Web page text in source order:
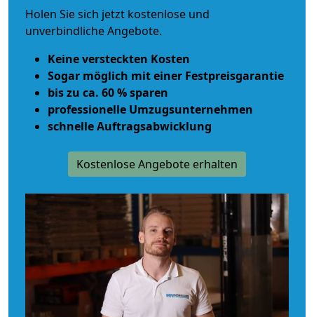
Holen Sie sich jetzt kostenlose und
unverbindliche Angebote.
Keine versteckten Kosten
Sogar möglich mit einer Festpreisgarantie
bis zu ca. 60 % sparen
professionelle Umzugsunternehmen
schnelle Auftragsabwicklung
Kostenlose Angebote erhalten